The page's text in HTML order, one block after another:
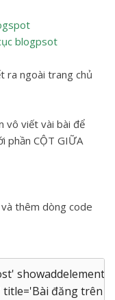
blogpsot
ra ngoài trang chủ
vô viết vài bài để
phần CỘT GIỮA
thêm dòng code
title='Bài đăng trên